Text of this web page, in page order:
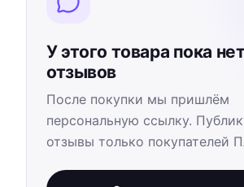
У этого товара пока нет
отзывов
После покупки мы пришлём
персональную ссылку.
отзывы только покупателей